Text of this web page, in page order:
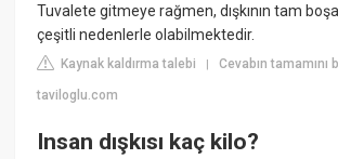
Tuvalete gitmeye rağmen, dışkının tam
çeşitli nedenlerle olabilmektedir.
Kaynak kaldırma talebi |Cevabın tamamını
taviloglu.com
Insan dışkısı kaç kilo?